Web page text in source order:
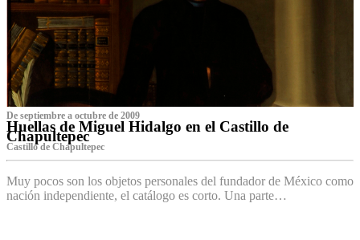
De septiembre a octubre de 2009
Huellas de Miguel Hidalgo en el Castillo de
Chapultepec
Castillo de Chapultepec
Muy pocos son los objetos personales del fundador de México como
nación independiente, el catálogo es corto. Una parte…